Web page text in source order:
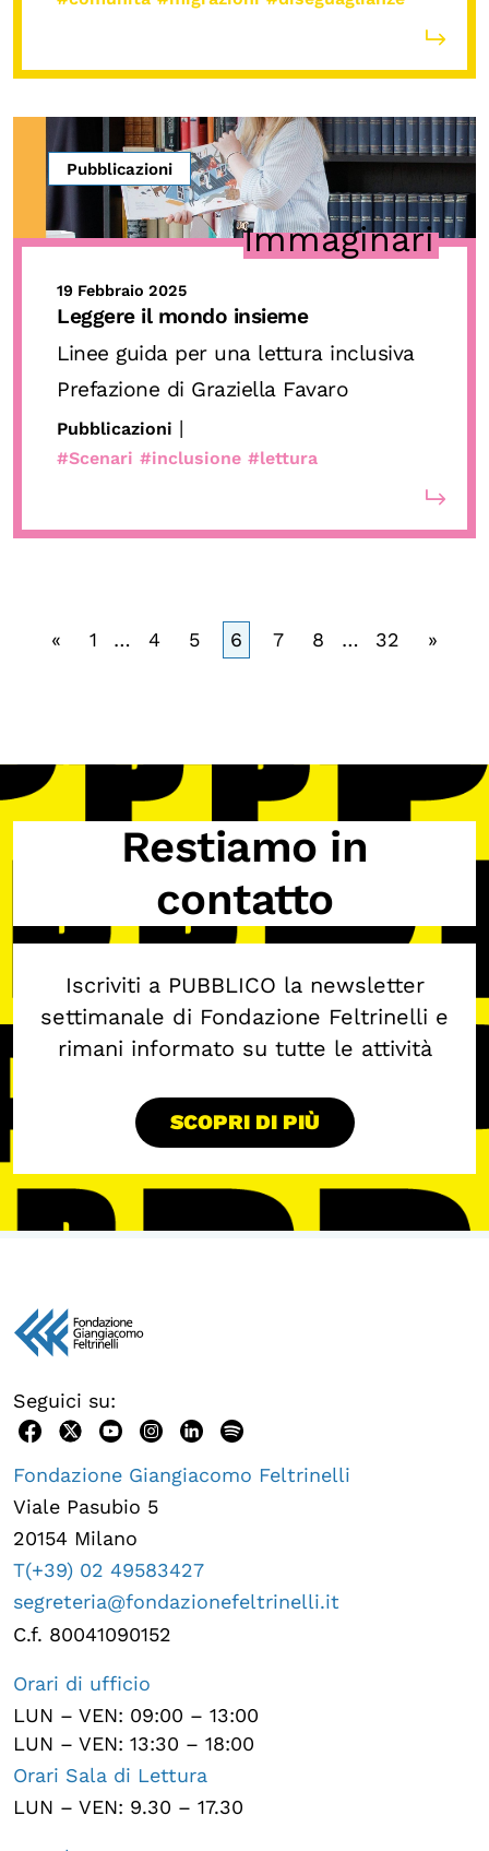
Pubblicazioni
Immaginari
19 Febbraio 2025
Leggere il mondo insieme
Linee guida per una lettura inclusiva
Prefazione di Graziella Favaro
Pubblicazioni |
#Scenari #inclusione #lettura
« 1 … 4 5 6 7 8 … 32 »
Restiamo in
contatto
Iscriviti a PUBBLICO la newsletter
settimanale di Fondazione Feltrinelli e
rimani informato su tutte le attività
SCOPRI DI PIÙ
Seguici su:
Fondazione Giangiacomo Feltrinelli
Viale Pasubio 5
20154 Milano
T(+39) 02 49583427
segreteria@fondazionefeltrinelli.it
C.f. 80041090152
Orari di ufficio
LUN – VEN: 09:00 – 13:00
LUN – VEN: 13:30 – 18:00
Orari Sala di Lettura
LUN – VEN: 9.30 – 17.30